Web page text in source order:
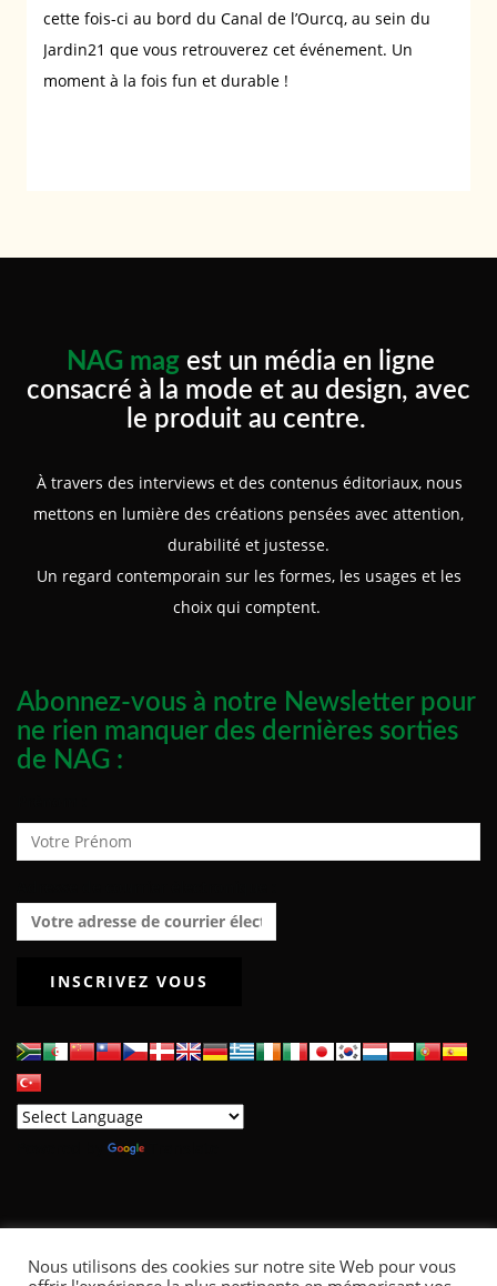
cette fois-ci au bord du Canal de l’Ourcq, au sein du
Jardin21 que vous retrouverez cet événement. Un
moment à la fois fun et durable !
NAG mag est un média en ligne
consacré à la mode et au design, avec
le produit au centre.
À travers des interviews et des contenus éditoriaux, nous
mettons en lumière des créations pensées avec attention,
durabilité et justesse.
Un regard contemporain sur les formes, les usages et les
choix qui comptent.
Abonnez-vous à notre Newsletter pour
ne rien manquer des dernières sorties
de NAG :
Nous utilisons des cookies sur notre site Web pour vous